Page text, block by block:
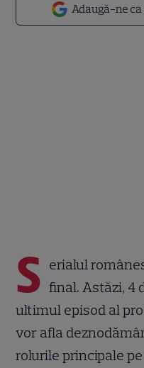
Adaugă-ne ca
S erialul
final. Astăzi, 4
ultimul episod al
vor afla
rolurile principale